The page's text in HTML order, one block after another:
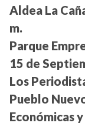
Aldea La
m.
Parque
15 de
Los
Pueblo
Económicas